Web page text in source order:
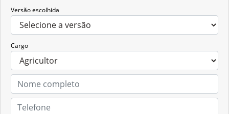
Versão escolhida
Cargo